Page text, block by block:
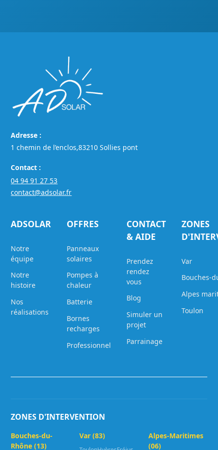
Adresse :
1 chemin de l’enclos,83210 Sollies pont
Contact :
04 94 91 27 53
contact@adsolar.fr
ADSOLAR
Notre
équipe
Notre
histoire
Nos
réalisations
OFFRES
Panneaux
solaires
Pompes à
chaleur
Batterie
Bornes
recharges
Professionnel
CONTACT
& AIDE
Prendez
rendez
vous
Blog
Simuler un
projet
Parrainage
ZONES
Var
Bouches-
Alpes
Toulon
ZONES D'INTERVENTION
Bouches-du-
Rhône (13)
Var (83)
Alpes-Maritimes
(06)